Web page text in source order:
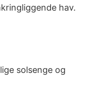
hav.
solsenge og